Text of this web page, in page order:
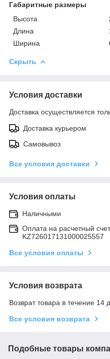
Габаритные размеры
Высота
Длина
Ширина
Скрыть
Условия доставки
Доставка осуществляется
Доставка курьером
Самовывоз
Все условия доставки
Условия оплаты
Наличными
Оплата на расчетный
KZ726017131000025557
Все условия оплаты
Условия возврата
Возврат товара в течение 14
Все условия возврата
Подобные товары